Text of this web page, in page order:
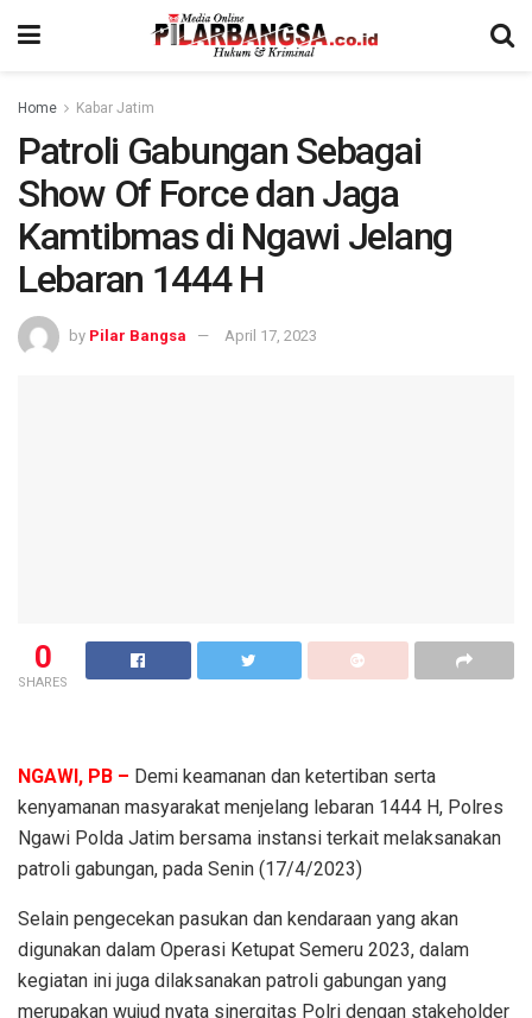
Home Kabar Jatim
Patroli Gabungan Sebagai
Show Of Force dan Jaga
Kamtibmas di Ngawi Jelang
Lebaran 1444 H
by Pilar Bangsa April 17, 2023
0
SHARES
NGAWI, PB – Demi keamanan dan ketertiban serta
kenyamanan masyarakat menjelang lebaran 1444 H, Polres
Ngawi Polda Jatim bersama instansi terkait melaksanakan
patroli gabungan, pada Senin (17/4/2023)
Selain pengecekan pasukan dan kendaraan yang akan
digunakan dalam Operasi Ketupat Semeru 2023, dalam
kegiatan ini juga dilaksanakan patroli gabungan yang
merupakan wujud nyata sinergitas Polri dengan stakeholder